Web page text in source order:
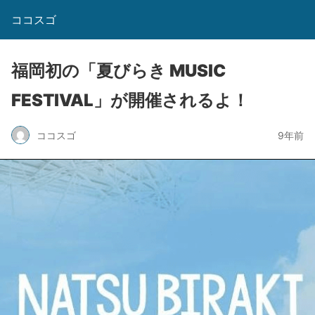
ココスゴ
福岡初の「夏びらき MUSIC
FESTIVAL」が開催されるよ！
ココスゴ 9年前